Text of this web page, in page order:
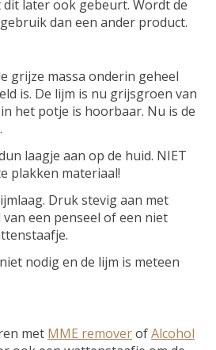
later ook gebeurt. Wordt de
dan een ander product.
grijze massa onderin geheel
is. De lijm is nu grijsgroen van
het potje is hoorbaar. Nu is de
laagje aan op de huid. NIET
plakken materiaal!
Druk stevig aan met
een penseel of een niet
nodig en de lijm is meteen
met MME removerofAlcohol